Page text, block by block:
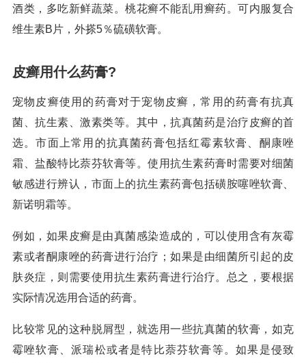
酒类，多吃新鲜蔬菜。桃花癣不能乱用癣药。可内服复合
维生素B片，外搽5％硫磺软膏。
皮癣用什么药膏?
宠物皮癣使用的药膏对于宠物皮癣，常用的药膏有抗真
菌、抗生素、激素类等。其中，抗真菌药是治疗皮癣的首
选。市面上常用的抗真菌药膏包括红霉素软膏、酮康唑
霜、盐酸特比萘芬软膏等。使用抗生素药膏时需要对细菌
敏感进行辨认，市面上的抗生素药膏包括磺胺噻唑软膏、
新诺明霜等。
例如，如果皮癣是由真菌感染造成的，可以使用含有灰霉
素或者酮康唑的药膏进行治疗；如果是由细菌所引起的皮
肤炎症，则需要使用抗生素药膏进行治疗。总之，要根据
实际情况选用合适的药膏。
比较常见的这种脱屑型，就选用一些抗真菌的软膏，如克
霉唑软膏、派瑞松或者是特比萘芬软膏等。如果是侵致